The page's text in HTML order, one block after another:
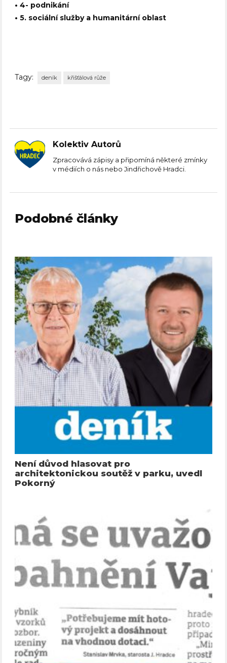
• 4- podnikání
• 5. sociální služby a humanitární oblast
Tagy: deník křišťálová růže
Kolektiv Autorů
Zpracovává zápisy a připomíná některé zmínky
v médiích o nás nebo Jindřichově Hradci.
Podobné články
Není důvod hlasovat pro
architektonickou soutěž v parku, uvedl
Pokorný